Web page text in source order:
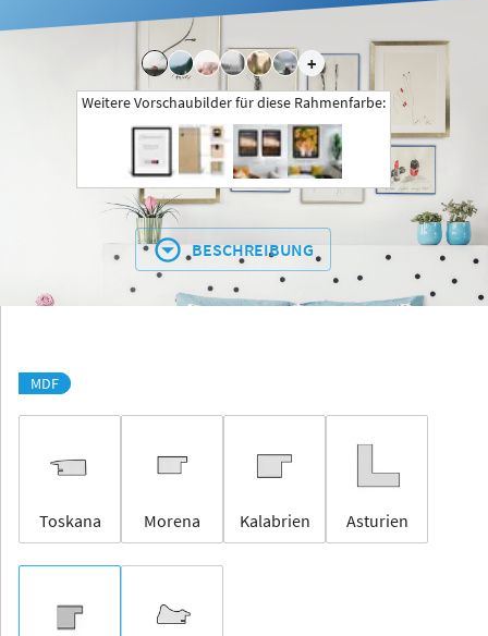
+
Weitere Vorschaubilder für diese Rahmenfarbe:
BESCHREIBUNG
MDF
Toskana Morena Kalabrien Asturien